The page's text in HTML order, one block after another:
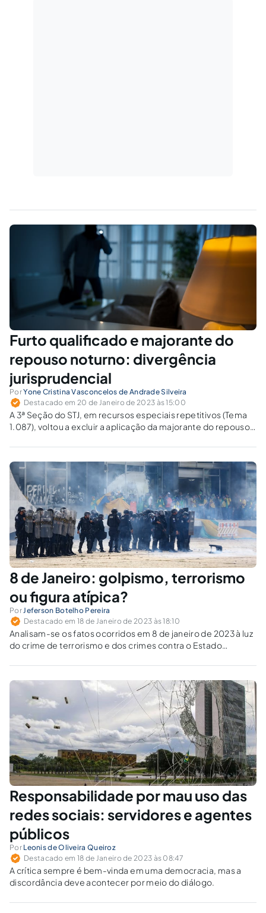
Furto qualificado e majorante do
repouso noturno: divergência
jurisprudencial
PorYone Cristina Vasconcelos de Andrade Silveira
Destacado em 20 de Janeiro de 2023 às 15:00
A 3ª Seção do STJ, em recursos especiais repetitivos (Tema
1.087), voltou a excluir a aplicação da majorante do repouso
8 de Janeiro: golpismo, terrorismo
ou figura atípica?
Por Jeferson Botelho Pereira
Destacado em 18 de Janeiro de 2023 às 18:10
Analisam-se os fatos ocorridos em 8 de janeiro de 2023 à luz
do crime de terrorismo e dos crimes contra o Estado
Responsabilidade por mau uso das
redes sociais: servidores e agentes
públicos
Por Leonis de Oliveira Queiroz
Destacado em 18 de Janeiro de 2023 às 08:47
A crítica sempre é bem-vinda em uma democracia, mas a
discordância deve acontecer por meio do diálogo.